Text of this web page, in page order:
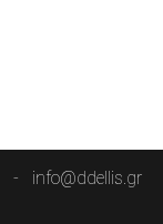
info@ddellis.gr